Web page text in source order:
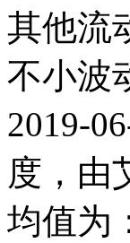
其他流
不小波
2019-
度，由
均值为